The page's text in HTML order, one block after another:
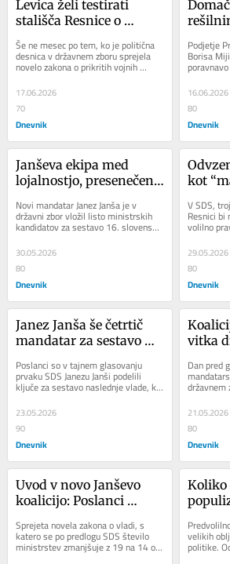
Levica želi testirati
stališča Resnice o
»ideoloških delitvah«
Še ne mesec po tem, ko je politična
desnica v državnem zboru sprejela
novelo zakona o prikritih vojnih
grobiščih in pokopu žrtev, v Levici...
17.06.2026
70
Dnevnik
Podjetje
Borisa
prejelo od
Kolektor...
16.06.2026
80
Dnevnik
Janševa ekipa med
lojalnostjo, presenečenji
Novi mandatar Janez Janša je v
državni zbor vložil listo ministrskih
kandidatov za sestavo 16. slovenske
Janševe...
30.05.2026
80
Dnevnik
kot
V SDS,
Resnici
volilno
tretjih
29.05.2026
80
Dnevnik
Janez Janša še četrtič
mandatar za sestavo
51 poslancev
Poslanci so v tajnem glasovanju
prvaku SDS Janezu Janši podelili
ključe za sestavo naslednje vlade, ki
bo glede na koalicijsko pogodbo
izrazito...
23.05.2026
90
Dnevnik
vitka
okolja
Dan pred
SLS in
21.05.2026
80
Dnevnik
Uvod v novo Janševo
koalicijo: Poslanci
vlade
Sprejeta novela zakona o vladi, s
katero se po predlogu SDS število
ministrstev zmanjšuje z 19 na 14 ob
ohranitvi enega ministra brez listnice,
Koliko
velikih
politike.